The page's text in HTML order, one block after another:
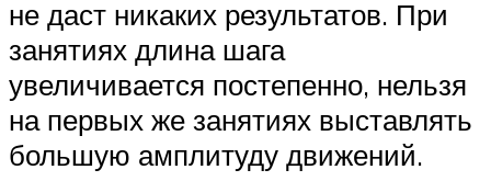
не даст никаких результатов. При
занятиях длина шага
увеличивается постепенно, нельзя
на первых же занятиях выставлять
большую амплитуду движений.